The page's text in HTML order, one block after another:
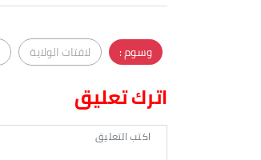
وسوم : لافتات الولاية
اترك تعليق